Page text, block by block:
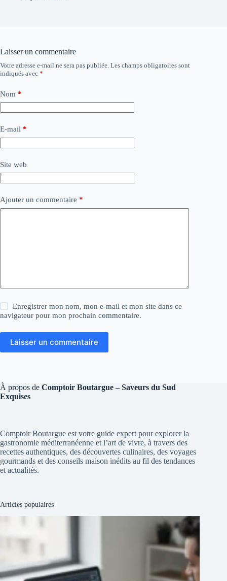
Laisser un commentaire
Votre adresse e-mail ne sera pas publiée. Les champs obligatoires sont
indiqués avec *
Nom *
E-mail *
Site web
Ajouter un commentaire *
Enregistrer mon nom, mon e-mail et mon site dans ce
navigateur pour mon prochain commentaire.
Laisser un commentaire
À propos de Comptoir Boutargue – Saveurs du Sud
Exquises
Comptoir Boutargue est votre guide expert pour explorer la
gastronomie méditerranéenne et l’art de vivre, à travers des
recettes authentiques, des découvertes culinaires, des voyages
gourmands et des conseils maison inédits au fil des tendances
et actualités.
Articles populaires